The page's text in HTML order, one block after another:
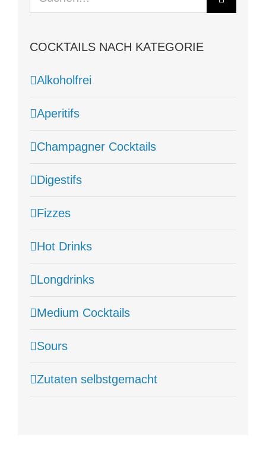
nach:
COCKTAILS NACH KATEGORIE
Alkoholfrei
Aperitifs
Champagner Cocktails
Digestifs
Fizzes
Hot Drinks
Longdrinks
Medium Cocktails
Sours
Zutaten selbstgemacht